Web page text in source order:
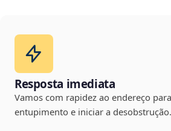
Resposta imediata
Vamos com rapidez ao endereço
entupimento e iniciar a desobstrução.